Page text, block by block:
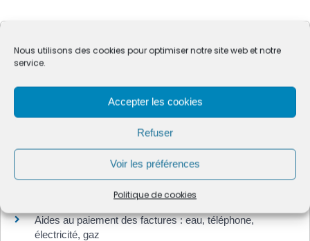
Nous utilisons des cookies pour optimiser notre site web et notre
service.
Accepter les cookies
Refuser
Voir les préférences
Politique de cookies
Questions ? Réponses !
Aide en cas d'impayés de factures de téléphone
Aides au paiement des factures : eau, téléphone,
électricité, gaz